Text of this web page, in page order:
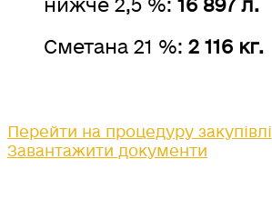
нижче 2,5 %: 16 897 л.
Сметана 21 %: 2 116 кг.
Перейти на процедуру закупівлі
Завантажити документи